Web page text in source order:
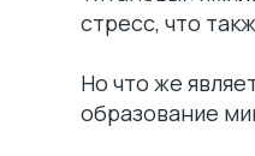
стресс, что
Но что же
образование